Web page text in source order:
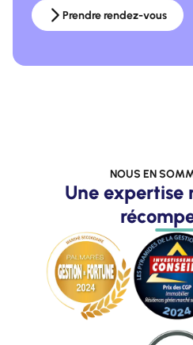
Prendre rendez-vous
NOUS EN
Une expertise